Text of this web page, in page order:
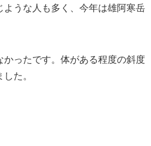
うな人も多く、今年は雄阿寒岳
ったです。体がある程度の斜度
た。